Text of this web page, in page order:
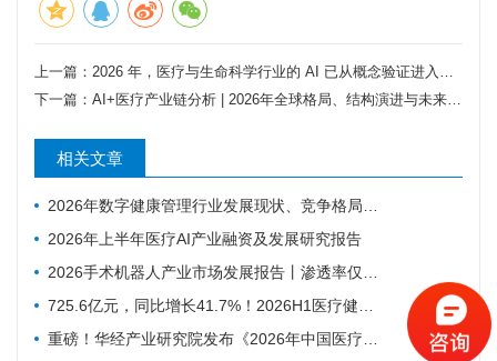
上一篇： 2026 年，医疗与生命科学行业的 AI 已从概念验证进入规模化应用阶段——NVIDIA发布的2026 AI in Healthcare and Life Sciences报告
下一篇： AI+医疗产业链分析 | 2026年全球格局、结构演进与未来趋势
相关文章
2026年数字健康管理行业发展现状、竞争格局及未来趋势分析
2026年上半年医疗AI产业融资及发展研究报告
2026手术机器人产业市场发展报告丨渗透率仅0.7% ，为什么行业还是在讲未来可期？
725.6亿元，同比增长41.7%！2026H1医疗健康投融资趋势深度分析
重磅！华经产业研究院发布《2026年中国医疗机器人行业市场深度研究报告》